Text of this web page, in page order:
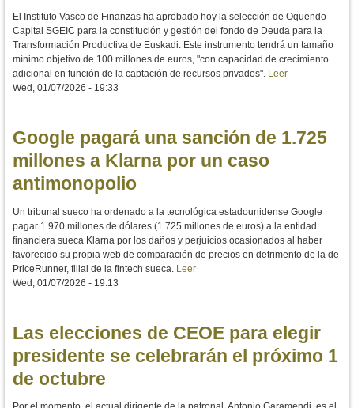
El Instituto Vasco de Finanzas ha aprobado hoy la selección de Oquendo
Capital SGEIC para la constitución y gestión del fondo de Deuda para la
Transformación Productiva de Euskadi. Este instrumento tendrá un tamaño
mínimo objetivo de 100 millones de euros, "con capacidad de crecimiento
adicional en función de la captación de recursos privados". Leer
Wed, 01/07/2026 - 19:33
Google pagará una sanción de 1.725
millones a Klarna por un caso
antimonopolio
Un tribunal sueco ha ordenado a la tecnológica estadounidense Google
pagar 1.970 millones de dólares (1.725 millones de euros) a la entidad
financiera sueca Klarna por los daños y perjuicios ocasionados al haber
favorecido su propia web de comparación de precios en detrimento de la de
PriceRunner, filial de la fintech sueca. Leer
Wed, 01/07/2026 - 19:13
Las elecciones de CEOE para elegir
presidente se celebrarán el próximo 1
de octubre